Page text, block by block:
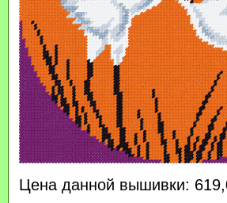
Цена данной вышивки: